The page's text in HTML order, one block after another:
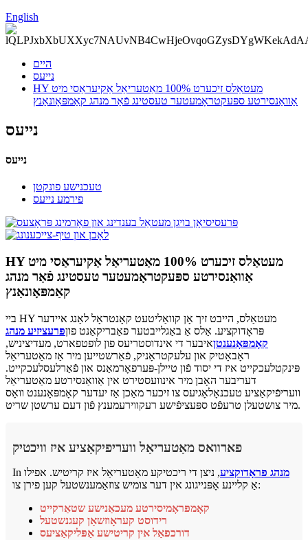
English
היים
נייעס
HY מעטאַלס ​​זיכערט 100% מאַטעריאַל אַקיעראַסי מיט
אַוואַנסירטע ספּעקטראָמעטער טעסטינג פֿאַר מנהג קאַמפּאָונאַנץ
נייעס
נייעס
טעכנישע פונקטן
פירמע נייעס
HY מעטאַלס ​​זיכערט 100% מאַטעריאַל אַקיעראַסי מיט
אַוואַנסירטע ספּעקטראָמעטער טעסטינג פֿאַר מנהג
קאַמפּאָונאַנץ
ביי HY מעטאַלס, הייבט זיך אָן קוואַליטעט קאָנטראָל לאַנג איידער
פּראָדוקציע. אַלס אַ באַגלייבטער פאַבריקאַנט פוןפּרעציזיע מנהג
קאָמפּאָנענטןאיבער די אינדוסטריעס פון לופטפארט, מעדיציניש,
ראָבאָטיק און עלעקטראָניק, פֿאַרשטייען מיר אַז מאַטעריאַל
פּינקטלעכקייט איז די יסוד פֿון טיילן-פּערפאָרמאַנס און פֿאַרלעסלעכקייט.
דעריבער האָבן מיר אינוועסטירט אין אַוואַנסירטע מאַטעריאַל
וועריפֿיקאַציע טעכנאָלאָגיעס צו זיכער מאַכן אַז יעדער קאָמפּאָנענט וואָס
מיר צושטעלן טרעפֿט ספּעציפֿישע רעקווירעמענץ פֿון דעם ערשטן שריט.
פארוואס מאַטעריאַל וועריפיקאַציע איז וויכטיק
In מנהג פּראָדוקציע, ניצן די ריכטיקע מאַטעריאַל איז קריטיש. אפילו
אַ קליינע אָפּנייגונג אין דער צומיש צוזאַמענשטעל קען פירן צו:
קאָמפּראָמיסירטע מעכאַנישע שטאַרקייט
רידוסט קעראָוזשאַן קעגנשטעל
דורכפאַל אין קריטישע אַפּליקאַציעס